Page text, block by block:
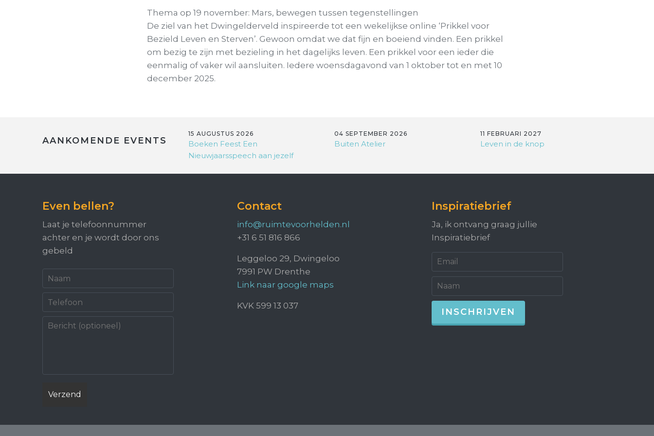
Thema op 19 november: Mars, bewegen tussen tegenstellingen
De ziel van het Dwingelderveld inspireerde tot een wekelijkse online ‘Prikkel voor
Bezield Leven en Sterven’. Gewoon omdat we dat fijn en boeiend vinden. Een prikkel
om bezig te zijn met bezieling in het dagelijks leven. Een prikkel voor een ieder die
eenmalig of vaker wil aansluiten. Iedere woensdagavond van 1 oktober tot en met 10
december 2025.
AANKOMENDE EVENTS
15 AUGUSTUS 2026
Boeken Feest Een
Nieuwjaarsspeech aan jezelf
04 SEPTEMBER 2026
Buiten Atelier
11 FEBRUARI 2027
Leven in de knop
Even bellen?
Laat je telefoonnummer
achter en je wordt door ons
gebeld
Contact
info@ruimtevoorhelden.nl
+31 6 51 816 866
Leggeloo 29, Dwingeloo
7991 PW Drenthe
Link naar google maps
KVK 599 13 037
Inspiratiebrief
Ja, ik ontvang graag jullie
Inspiratiebrief